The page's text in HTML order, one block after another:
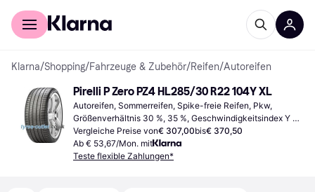
Für Shopper
Klarna/Shopping/Fahrzeuge & Zubehör/Reifen/Autoreifen
Pirelli P Zero PZ4 HL285/30 R22 104Y XL
Autoreifen, Sommerreifen, Spike-freie Reifen, Pkw,
Größenverhältnis 30 %, 35 %, Geschwindigkeitsindex Y
(300 km/h)
Vergleiche Preise von€ 307,00bis€ 370,50
Ab € 53,67/Mon. mit
Teste flexible Zahlungen*